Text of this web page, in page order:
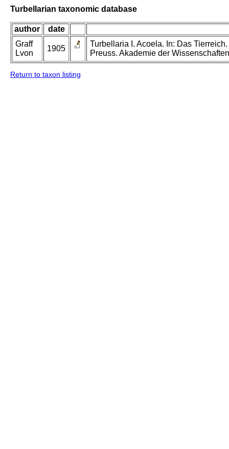
Turbellarian taxonomic database
author
date
Graff
Lvon
1905
Turbellaria I. Acoela. In: Das
Preuss. Akademie der
Return to taxon listing